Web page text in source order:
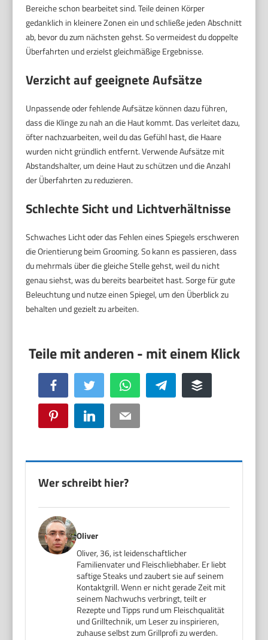
Bereiche schon bearbeitet sind. Teile deinen Körper
gedanklich in kleinere Zonen ein und schließe jeden Abschnitt
ab, bevor du zum nächsten gehst. So vermeidest du doppelte
Überfahrten und erzielst gleichmäßige Ergebnisse.
Verzicht auf geeignete Aufsätze
Unpassende oder fehlende Aufsätze können dazu führen,
dass die Klinge zu nah an die Haut kommt. Das verleitet dazu,
öfter nachzuarbeiten, weil du das Gefühl hast, die Haare
wurden nicht gründlich entfernt. Verwende Aufsätze mit
Abstandshalter, um deine Haut zu schützen und die Anzahl
der Überfahrten zu reduzieren.
Schlechte Sicht und Lichtverhältnisse
Schwaches Licht oder das Fehlen eines Spiegels erschweren
die Orientierung beim Grooming. So kann es passieren, dass
du mehrmals über die gleiche Stelle gehst, weil du nicht
genau siehst, was du bereits bearbeitet hast. Sorge für gute
Beleuchtung und nutze einen Spiegel, um den Überblick zu
behalten und gezielt zu arbeiten.
Facebook Twitter WhatsApp Telegram Buffer
Pinterest LinkedIn Email
Wer schreibt hier?
Oliver
Oliver, 36, ist leidenschaftlicher
Familienvater und Fleischliebhaber. Er liebt
saftige Steaks und zaubert sie auf seinem
Kontaktgrill. Wenn er nicht gerade Zeit mit
seinem Nachwuchs verbringt, teilt er
Rezepte und Tipps rund um Fleischqualität
und Grilltechnik, um Leser zu inspirieren,
zuhause selbst zum Grillprofi zu werden.